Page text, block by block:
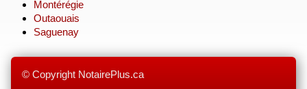
Montérégie
Outaouais
Saguenay
© Copyright NotairePlus.ca